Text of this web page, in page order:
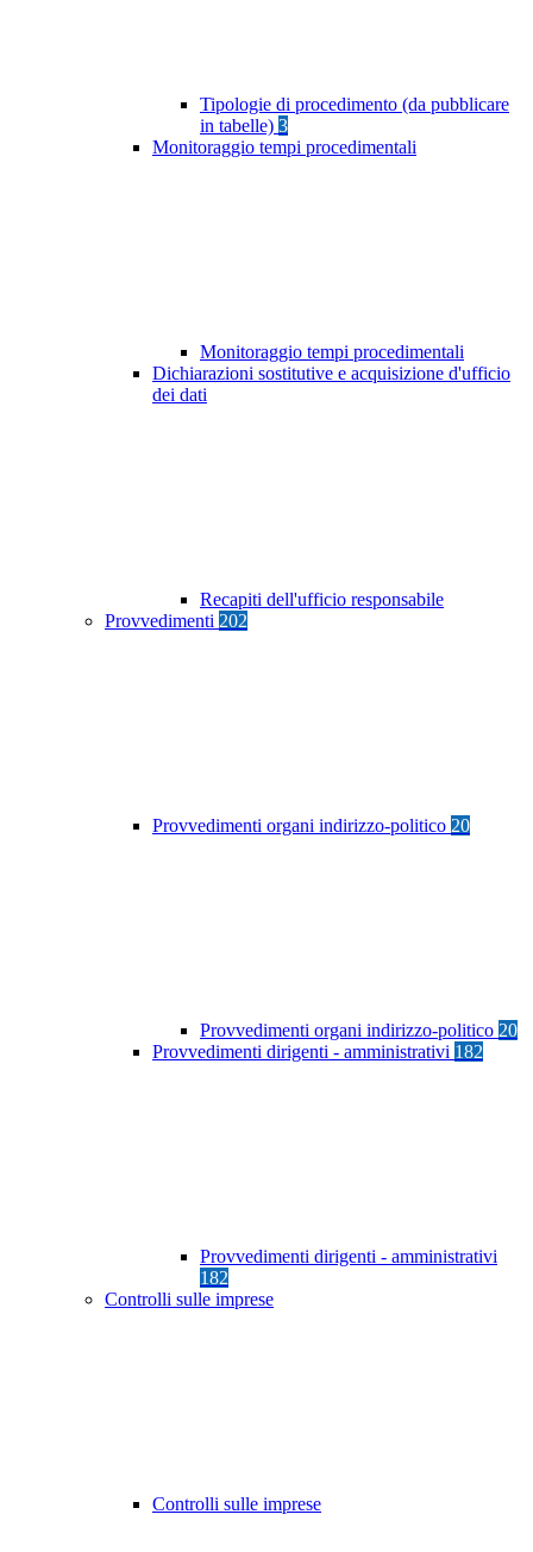
Tipologie di procedimento (da pubblicare
in tabelle) 3
Monitoraggio tempi procedimentali
Monitoraggio tempi procedimentali
Dichiarazioni sostitutive e acquisizione d'ufficio
dei dati
Recapiti dell'ufficio responsabile
Provvedimenti 202
Provvedimenti organi indirizzo-politico 20
Provvedimenti organi indirizzo-politico 20
Provvedimenti dirigenti - amministrativi 182
Provvedimenti dirigenti - amministrativi
182
Controlli sulle imprese
Controlli sulle imprese